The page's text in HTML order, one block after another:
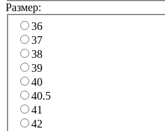
Размер:
36
37
38
39
40
40.5
41
42